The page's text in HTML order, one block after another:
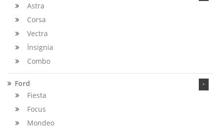
Astra
Corsa
Vectra
İnsignia
Combo
Ford
Fiesta
Focus
Mondeo